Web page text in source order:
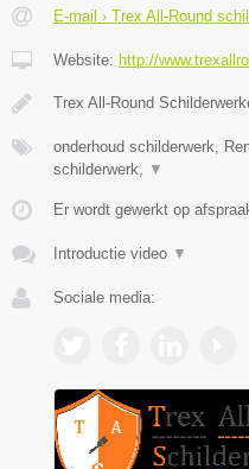
E-mail › Trex All-Round
Website: http://
Trex All-Round
onderhoud schilderwerk,
schilderwerk, ▼
Er wordt gewerkt op
Introductie video ▼
Sociale media: